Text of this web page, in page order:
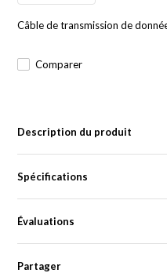
Câble de transmission de
Comparer
Description du produit
Spécifications
Évaluations
Partager